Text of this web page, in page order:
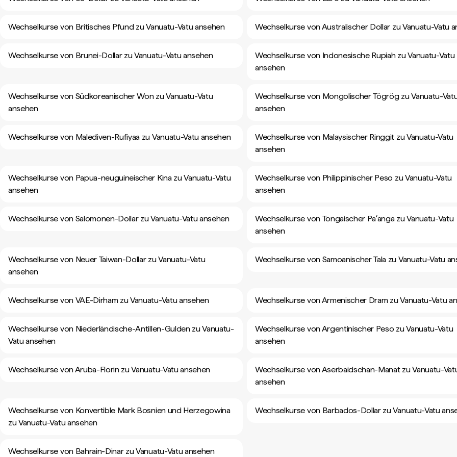
Wechselkurse von Britisches Pfund zu Vanuatu-Vatu ansehen Wechselkurse von Australischer Dollar zu Vanuatu-Vatu
Wechselkurse von Brunei-Dollar zu Vanuatu-Vatu ansehen
Wechselkurse von Indonesische Rupiah zu Vanuatu-Vatu
ansehen
Wechselkurse von Südkoreanischer Won zu Vanuatu-Vatu
ansehen
Wechselkurse von Mongolischer Tögrög zu Vanuatu-
ansehen
Wechselkurse von Malediven-Rufiyaa zu Vanuatu-Vatu ansehen
Wechselkurse von Malaysischer Ringgit zu Vanuatu-Vatu
ansehen
Wechselkurse von Papua-neuguineischer Kina zu Vanuatu-Vatu
ansehen
Wechselkurse von Philippinischer Peso zu Vanuatu-Vatu
ansehen
Wechselkurse von Salomonen-Dollar zu Vanuatu-Vatu ansehen
Wechselkurse von Tongaischer Paʻanga zu Vanuatu-Vatu
ansehen
Wechselkurse von Neuer Taiwan-Dollar zu Vanuatu-Vatu
ansehen
Wechselkurse von Samoanischer Tala zu Vanuatu-Vatu
Wechselkurse von VAE-Dirham zu Vanuatu-Vatu ansehen Wechselkurse von Armenischer Dram zu Vanuatu-Vatu
Wechselkurse von Niederländische-Antillen-Gulden zu Vanuatu-
Vatu ansehen
Wechselkurse von Argentinischer Peso zu Vanuatu-Vatu
ansehen
Wechselkurse von Aruba-Florin zu Vanuatu-Vatu ansehen
Wechselkurse von Aserbaidschan-Manat zu Vanuatu-
ansehen
Wechselkurse von Konvertible Mark Bosnien und Herzegowina
zu Vanuatu-Vatu ansehen
Wechselkurse von Barbados-Dollar zu Vanuatu-Vatu
Wechselkurse von Bahrain-Dinar zu Vanuatu-Vatu ansehen